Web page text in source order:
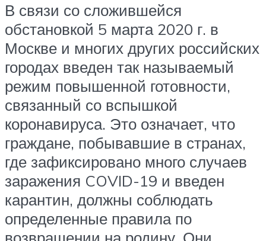
В связи со сложившейся
обстановкой 5 марта 2020 г. в
Москве и многих других российских
городах введен так называемый
режим повышенной готовности,
связанный со вспышкой
коронавируса. Это означает, что
граждане, побывавшие в странах,
где зафиксировано много случаев
заражения COVID-19 и введен
карантин, должны соблюдать
определенные правила по